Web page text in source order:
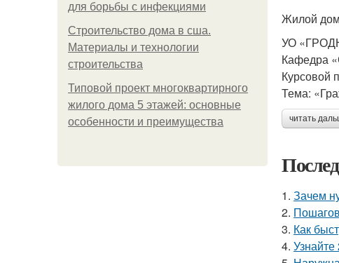
для борьбы с инфекциями
Строительство дома в сша.
Материалы и технологии
строительства
Типовой проект многоквартирного
жилого дома 5 этажей: основные
особенности и преимущества
Жилой дом
УО
Кафедра
Курсовой
Тема:
читать
1. Зачем
2.
3. Как
4.